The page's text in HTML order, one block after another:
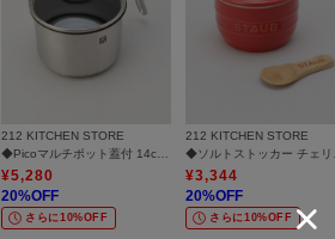
212 KITCHEN STORE
¥5,280
20%OFF
さらに10%OFF
212 KITCHEN STORE
¥3,344
20%OFF
さらに10%OFF